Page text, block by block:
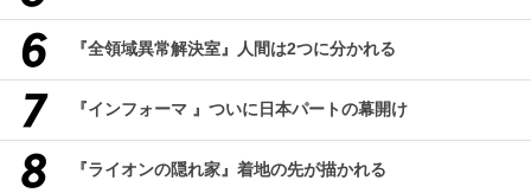
『全領域異常解決室』人間は2つに分かれる
『インフォーマ 』ついに日本パートの幕開け
『ライオンの隠れ家』着地の先が描かれる